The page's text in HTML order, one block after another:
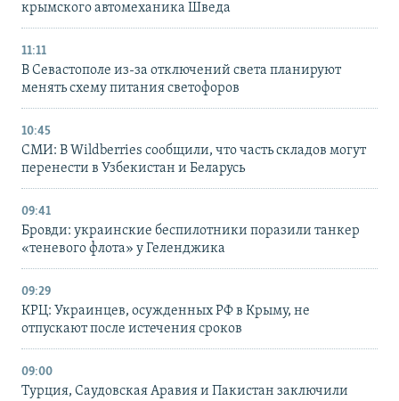
крымского автомеханика Шведа
11:11
В Севастополе из-за отключений света планируют
менять схему питания светофоров
10:45
СМИ: В Wildberries сообщили, что часть складов могут
перенести в Узбекистан и Беларусь
09:41
Бровди: украинские беспилотники поразили танкер
«теневого флота» у Геленджика
09:29
КРЦ: Украинцев, осужденных РФ в Крыму, не
отпускают после истечения сроков
09:00
Турция, Саудовская Аравия и Пакистан заключили